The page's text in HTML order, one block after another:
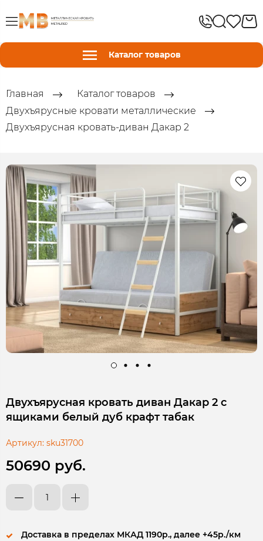
Каталог товаров
Главная
Каталог товаров
Двухъярусные кровати металлические
Двухъярусная кровать-диван Дакар 2
Двухъярусная кровать диван Дакар 2 с
ящиками белый дуб крафт табак
Артикул: sku31700
50690 руб.
Доставка в пределах МКАД 1190р., далее +45р./км